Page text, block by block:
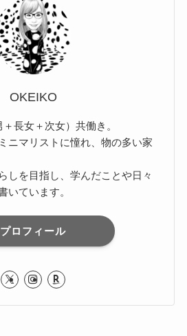
OKEIKO
長女＋次女）共働き。
ニマリストに憧れ、物の多い家
しを目指し、学んだことや日々
いています。
プロフィール